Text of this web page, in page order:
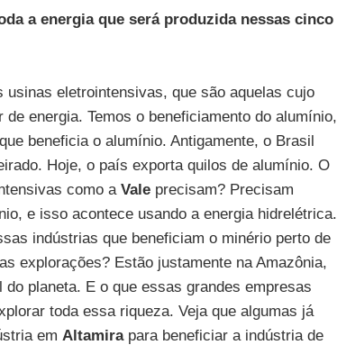
a energia que será produzida nessas cinco
usinas eletrointensivas, que são aquelas cujo
energia. Temos o beneficiamento do alumínio,
beneficia o alumínio. Antigamente, o Brasil
Hoje, o país exporta quilos de alumínio. O
como a Valeprecisam? Precisam
e isso acontece usando a energia hidrelétrica.
indústrias que beneficiam o minério perto de
explorações? Estão justamente na Amazônia,
planeta. E o que essas grandes empresas
toda essa riqueza. Veja que algumas já
em Altamirapara beneficiar a indústria de